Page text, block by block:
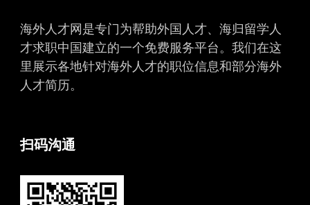
海外人才网是专门为帮助外国人才、海归留学人
才求职中国建立的一个免费服务平台。我们在这
里展示各地针对海外人才的职位信息和部分海外
人才简历。
扫码沟通